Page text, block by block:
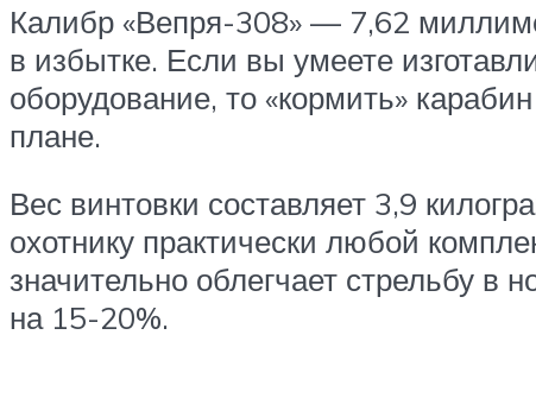
Калибр «Вепря-308» — 7,62
в избытке. Если вы умеете
оборудование, то «кормить»
плане.
Вес винтовки составляет 3,9
охотнику практически любой
значительно облегчает стрельбу в
на 15-20%.